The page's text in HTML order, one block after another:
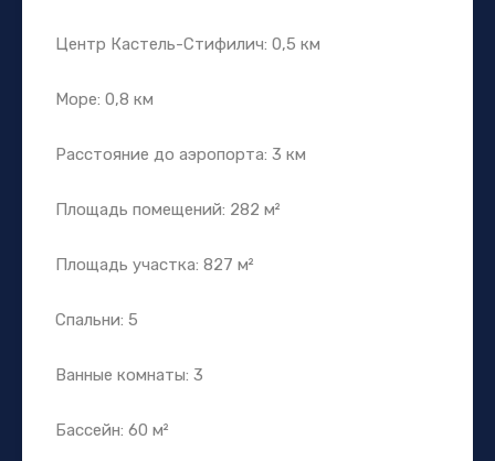
Центр Кастель-Стифилич: 0,5 км
Море: 0,8 км
Расстояние до аэропорта: 3 км
Площадь помещений: 282 м²
Площадь участка: 827 м²
Спальни: 5
Ванные комнаты: 3
Бассейн: 60 м²